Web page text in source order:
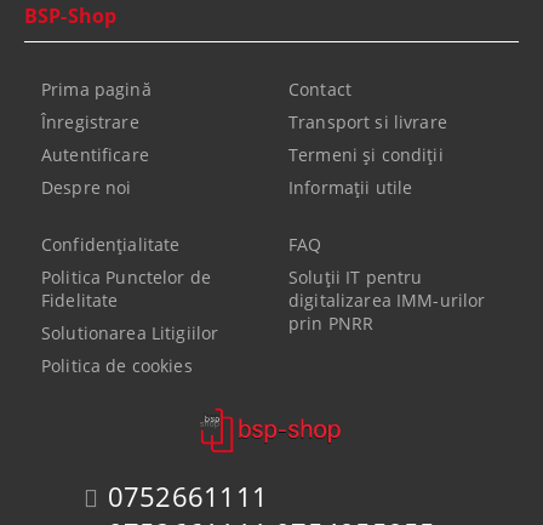
0752661111
BSP-Shop
Prima pagină
Înregistrare
Autentificare
Despre noi
Contact
Transport si livrare
Termeni şi condiţii
Informaţii utile
Confidenţialitate
Politica Punctelor de
Fidelitate
Solutionarea Litigiilor
Politica de cookies
FAQ
Soluții IT pentru
digitalizarea IMM-urilor
prin PNRR